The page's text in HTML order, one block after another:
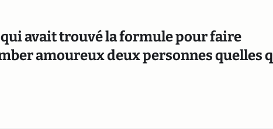
avait trouvé la formule pour faire
amoureux deux personnes quelles